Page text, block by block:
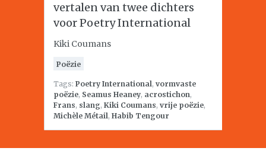
vertalen van twee dichters
voor Poetry International
Kiki Coumans
Poëzie
Tags: Poetry International, vormvaste
poëzie, Seamus Heaney, acrostichon,
Frans, slang, Kiki Coumans, vrije poëzie,
Michèle Métail, Habib Tengour